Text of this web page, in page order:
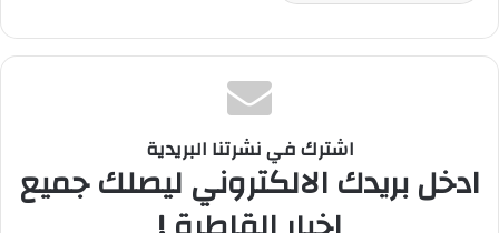
اشترك في نشرتنا البريدية
ادخل بريدك الالكتروني ليصلك جميع